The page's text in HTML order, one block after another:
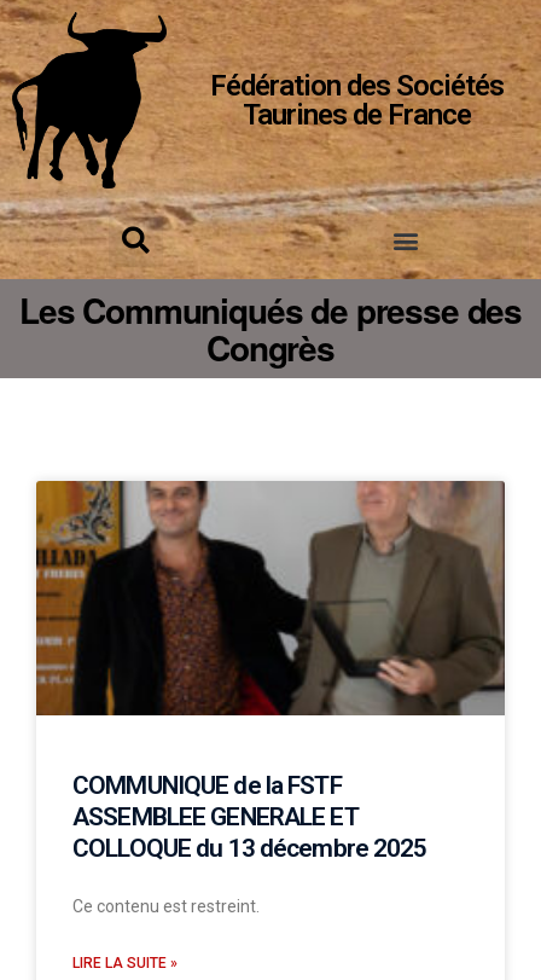
Fédération des Sociétés
Taurines de France
Les Communiqués de presse des
Congrès
COMMUNIQUE de la FSTF
ASSEMBLEE GENERALE ET
COLLOQUE du 13 décembre 2025
Ce contenu est restreint.
LIRE LA SUITE »